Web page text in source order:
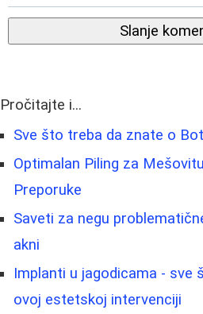
Slanje
Pročitajte i...
Sve što treba da znate o
Optimalan Piling za
Preporuke
Saveti za negu
akni
Implanti u jagodicama - sve
ovoj estetskoj intervenciji